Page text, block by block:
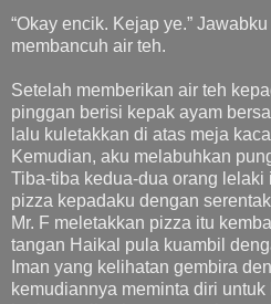
“Okay encik. Kejap ye.”
membancuh air teh.
Setelah memberikan air teh
pinggan berisi kepak ayam
lalu kuletakkan di atas meja
Kemudian, aku melabuhkan
Tiba-tiba kedua-dua orang lelaki
pizza kepadaku dengan
Mr. F meletakkan pizza itu
tangan Haikal pula kuambil
Iman yang kelihatan gembira
kemudiannya meminta diri